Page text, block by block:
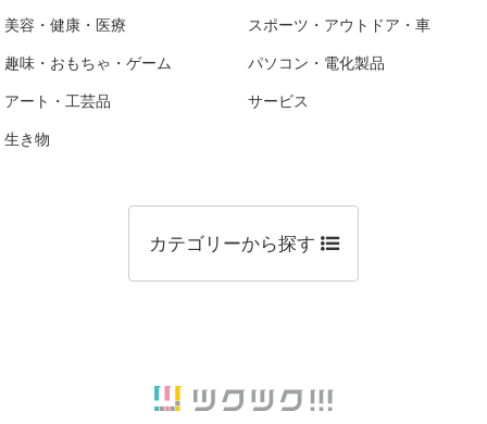
美容・健康・医療 スポーツ・アウトドア・車
趣味・おもちゃ・ゲーム パソコン・電化製品
アート・工芸品 サービス
生き物
カテゴリーから探す